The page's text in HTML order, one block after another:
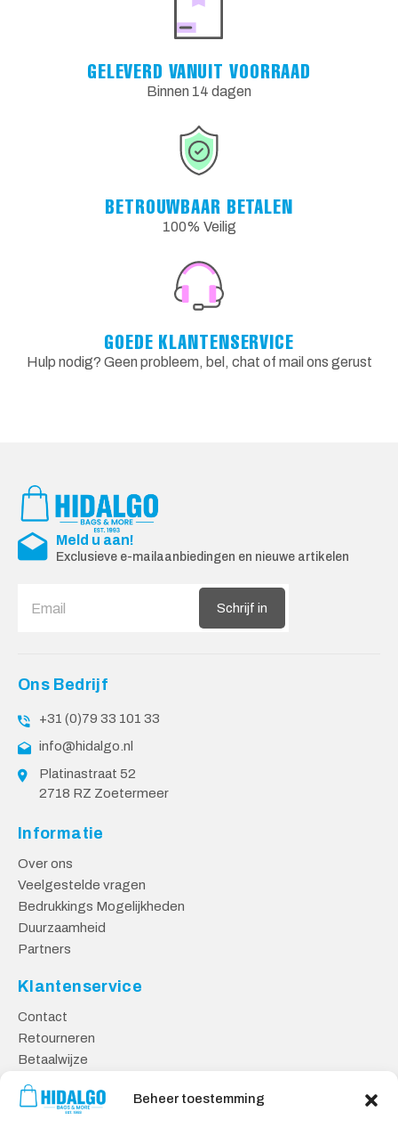
Beheer toestemming
GELEVERD VANUIT VOORRAAD
Binnen 14 dagen
BETROUWBAAR BETALEN
100% Veilig
GOEDE KLANTENSERVICE
Hulp nodig? Geen probleem, bel, chat of mail ons gerust
Meld u aan!
Exclusieve e-mailaanbiedingen en nieuwe artikelen
Schrijf in
Ons Bedrijf
+31 (0)79 33 101 33
info@hidalgo.nl
Platinastraat 52
2718 RZ Zoetermeer
Informatie
Over ons
Veelgestelde vragen
Bedrukkings Mogelijkheden
Duurzaamheid
Partners
Klantenservice
Contact
Retourneren
Betaalwijze
Veilig Shoppen